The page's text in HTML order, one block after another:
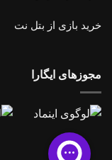
خرید بازی از بتل نت
مجوزهای ایگارا